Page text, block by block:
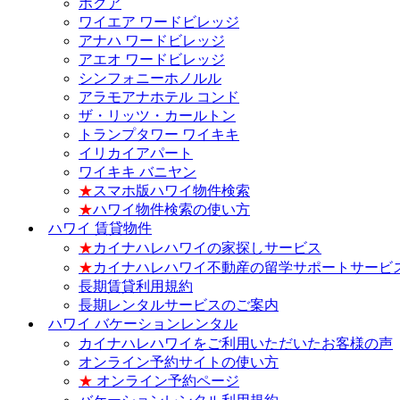
ホクア
ワイエア ワードビレッジ
アナハ ワードビレッジ
アエオ ワードビレッジ
シンフォニーホノルル
アラモアナホテル コンド
ザ・リッツ・カールトン
トランプタワー ワイキキ
イリカイアパート
ワイキキ バニヤン
★スマホ版ハワイ物件検索
★ハワイ物件検索の使い方
ハワイ 賃貸物件
★カイナハレハワイの家探しサービス
★カイナハレハワイ不動産の留学サポートサービ
長期賃貸利用規約
長期レンタルサービスのご案内
ハワイ バケーションレンタル
カイナハレハワイをご利用いただいたお客様の声
オンライン予約サイトの使い方
★ オンライン予約ページ